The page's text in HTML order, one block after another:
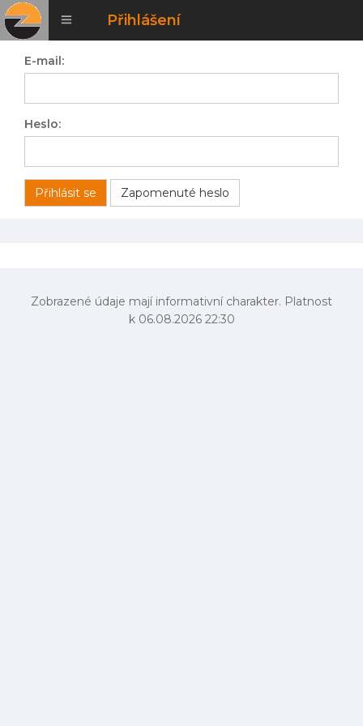
Přihlášení
E-mail:
Heslo:
Přihlásit se Zapomenuté heslo
Zobrazené údaje mají informativní charakter. Platnost
k 06.08.2026 22:30